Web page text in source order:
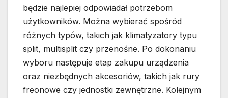
będzie najlepiej odpowiadał potrzebom
użytkowników. Można wybierać spośród
różnych typów, takich jak klimatyzatory typu
split, multisplit czy przenośne. Po dokonaniu
wyboru następuje etap zakupu urządzenia
oraz niezbędnych akcesoriów, takich jak rury
freonowe czy jednostki zewnętrzne. Kolejnym